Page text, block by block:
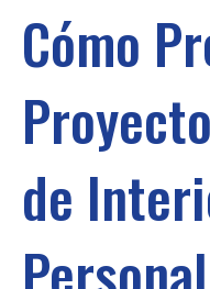
Cómo
de